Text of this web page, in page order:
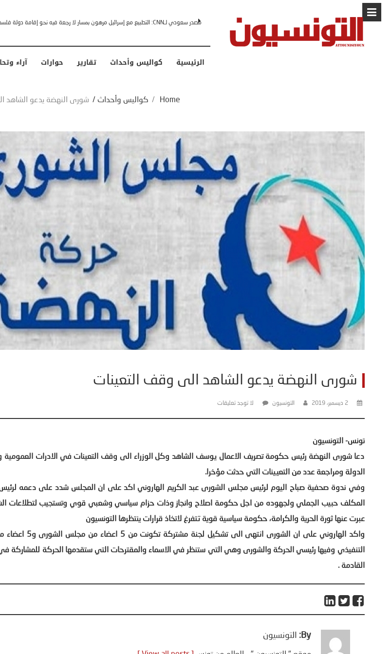
البابا: “لا أخشى ترامب” .. ردا على انتقادات وجهها له الرئيس الأمريكي
الرئيسية كواليس وأحداث تقارير حوارات آراء
Home
/ كواليس وأحداث / شورى النهضة يدعو الشاهد
شورى النهضة يدعو الشاهد الى وقف التعينات
2 ديسمبر، 2019 التونسيون لا توجد تعليقات
تونس- التونسيون
دعا شورى النهضة رئيس حكومة تصريف الاعمال يوسف الشاهد وكل الوزراء الى وقف التعينات في الادرات
الدولة ومراجعة عدد من التعيينات التي حدثت مؤخرا.
وفي ندوة صحفية صباح اليوم لرئيس مجلس الشورى عبد الكريم الهاروني اكد على ان المجلس شدد على دعمه
المكلف حبيب الجملي ولجهوده من اجل حكومة اصلاح وانجاز وذات حزام سياسي وشعبي قوي وتستجيب لتطلاعات
عبرت عنها ثورة الحرية والكرامة، حكومة سياسية قوية تتفرغ لاتخاذ قرارات ينتظرها التونسيون
واكد الهاروني على ان الشورى انتهى الى
التنفيذي وفيها رئيسي الحركة والشورى وهي التي ستنظر في الاسماء والمقترحات التي ستقدمها الحركة للمشاركة
القادمة .
By: التونسيون